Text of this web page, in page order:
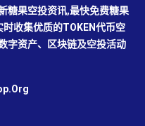
糖果空投资讯,最快免费糖果
收集优质的TOKEN代币空
字资产、区块链及空投活动